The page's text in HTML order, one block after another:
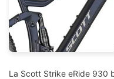
La Scott Strike eRide 930